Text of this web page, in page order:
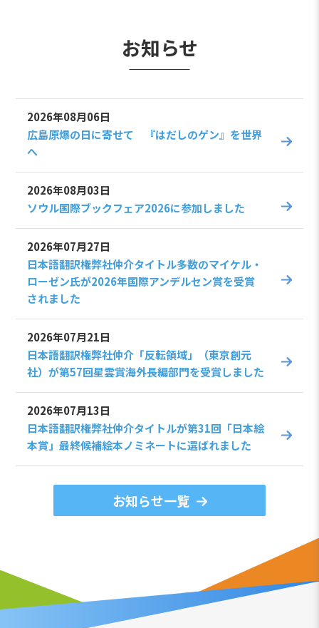
お知らせ
2026年08月06日
広島原爆の日に寄せて 『はだしのゲン』を世界
へ
2026年08月03日
ソウル国際ブックフェア2026に参加しました
2026年07月27日
日本語翻訳権弊社仲介タイトル多数のマイケル・
ローゼン氏が2026年国際アンデルセン賞を受賞
されました
2026年07月21日
日本語翻訳権弊社仲介「反転領域」（東京創元
社）が第57回星雲賞海外長編部門を受賞しました
2026年07月13日
日本語翻訳権弊社仲介タイトルが第31回「日本絵
本賞」最終候補絵本ノミネートに選ばれました
お知らせ一覧